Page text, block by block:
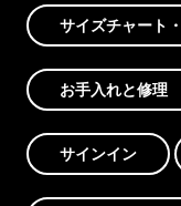
サイズチャート
お手入れと修理
サインイン